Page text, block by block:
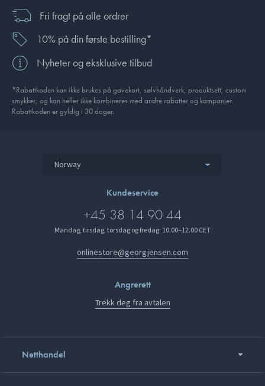
Fri fragt på alle ordrer
10% på din første bestilling*
Nyheter og eksklusive tilbud
*Rabattkoden kan ikke brukes på gavekort, sølvhåndverk, produkt­sett, custom
smykker, og kan heller ikke kombineres med andre rabatter og kampanjer.
Rabattkoden er gyldig i 30 dager.
Norway
Kundeservice
+45 38 14 90 44
Mandag, tirsdag, torsdag og fredag: 10.00–12.00 CET
onlinestore@georgjensen.com
Angrerett
Trekk deg fra avtalen
Netthandel